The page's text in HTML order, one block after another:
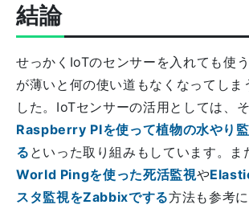
結論
せっかくIoTのセンサーを入れても使
が薄いと何の使い道もなくなってしま
した。IoTセンサーの活用としては、
Raspberry PIを使って植物の水やり
る といった取り組みもしています。ま
World Pingを使った死活監視や
スタ監視をZabbixでする方法も参考に